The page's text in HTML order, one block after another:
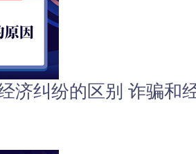
济纠纷的区别 诈骗和